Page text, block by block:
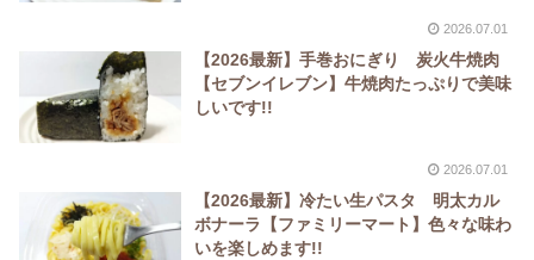
2026.07.01
【2026最新】手巻おにぎり 炭火牛焼肉
【セブンイレブン】牛焼肉たっぷりで美味
しいです!!
2026.07.01
【2026最新】冷たい生パスタ 明太カル
ボナーラ【ファミリーマート】色々な味わ
いを楽しめます!!